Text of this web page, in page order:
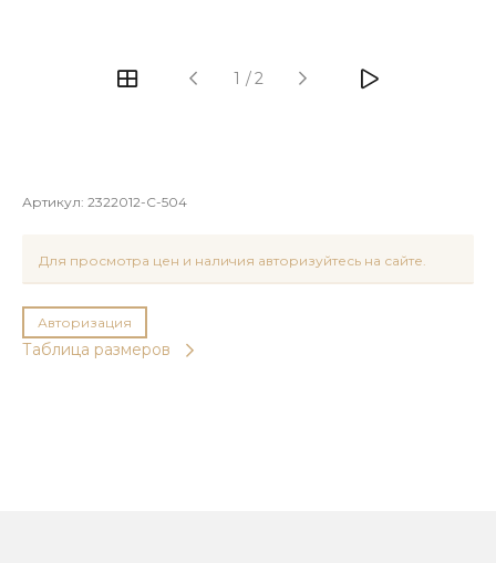
1 /2
Артикул: 2322012-C-504
Для просмотра цен и наличия авторизуйтесь на сайте.
Авторизация
Таблица размеров